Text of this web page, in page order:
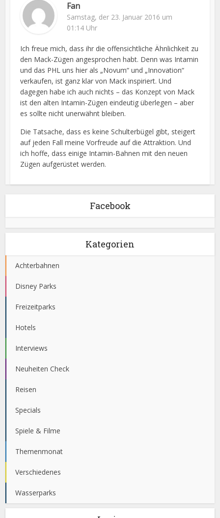
Fan
Samstag, der 23. Januar 2016 um
01:14 Uhr
Ich freue mich, dass ihr die offensichtliche Ähnlichkeit zu
den Mack-Zügen angesprochen habt. Denn was Intamin
und das PHL uns hier als „Novum“ und „Innovation“
verkaufen, ist ganz klar von Mack inspiriert. Und
dagegen habe ich auch nichts – das Konzept von Mack
ist den alten Intamin-Zügen eindeutig überlegen – aber
es sollte nicht unerwähnt bleiben.
Die Tatsache, dass es keine Schulterbügel gibt, steigert
auf jeden Fall meine Vorfreude auf die Attraktion. Und
ich hoffe, dass einige Intamin-Bahnen mit den neuen
Zügen aufgerüstet werden.
Facebook
Kategorien
Achterbahnen
Disney Parks
Freizeitparks
Hotels
Interviews
Neuheiten Check
Reisen
Specials
Spiele & Filme
Themenmonat
Verschiedenes
Wasserparks